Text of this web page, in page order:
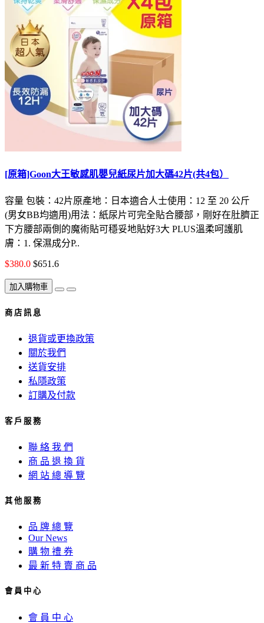
[原箱]Goon大王敏感肌嬰兒紙尿片加大碼42片(共4包）
容量 包裝：42片原產地：日本適合人士使用：12 至 20 公斤
(男女BB均適用)用法：紙尿片可完全貼合腰部，剛好在肚臍正
下方腰部兩側的魔術貼可穩妥地貼好3大 PLUS溫柔呵護肌
膚：1. 保濕成分P..
$380.0 $651.6
加入購物車
商 店 訊 息
退貨或更換政策
關於我們
送貨安排
私隱政策
訂購及付款
客 戶 服 務
聯 絡 我 們
商 品 退 換 貨
網 站 總 導 覽
其 他 服 務
品 牌 總 覽
Our News
購 物 禮 券
最 新 特 賣 商 品
會 員 中 心
會 員 中 心